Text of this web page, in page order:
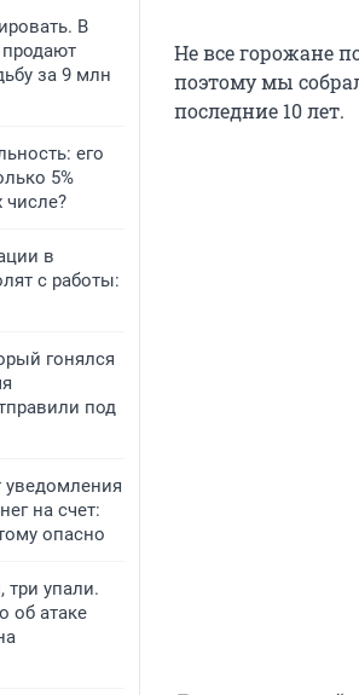
В
продают
за 9 млн
его
5%
в
с работы:
гонялся
под
на счет:
опасно
три упали.
об атаке
Не все горожане
поэтому мы
последние 10 лет.